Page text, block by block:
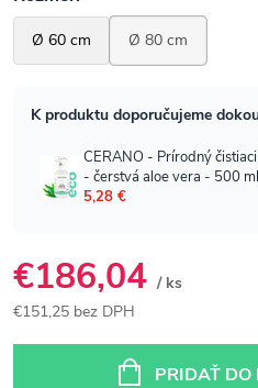
€186,04 / ks
€151,25 bez DPH
PRIDAŤ DO